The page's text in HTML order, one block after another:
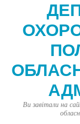
Ви завітали на